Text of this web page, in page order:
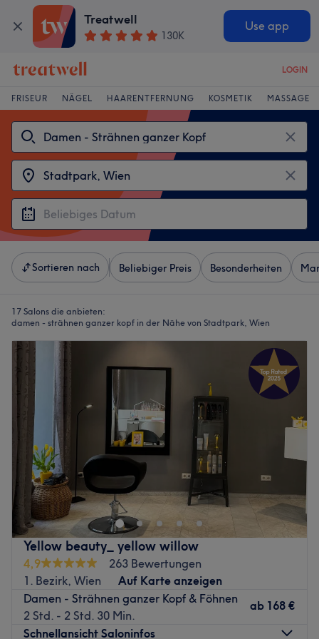
Treatwell
130K
Use app
LOGIN
FRISEUR NÄGEL HAARENTFERNUNG KOSMETIK MASSAGE
Sortieren nach Beliebiger Preis Besonderheiten
17 Salons die anbieten:
damen - strähnen ganzer kopf in der Nähe von Stadtpark, Wien
Yellow beauty_ yellow willow
4,9
263 Bewertungen
1. Bezirk, Wien
Auf Karte anzeigen
Damen - Strähnen ganzer Kopf & Föhnen
2 Std. - 2 Std. 30 Min.
ab 168 €
Schnellansicht Saloninfos